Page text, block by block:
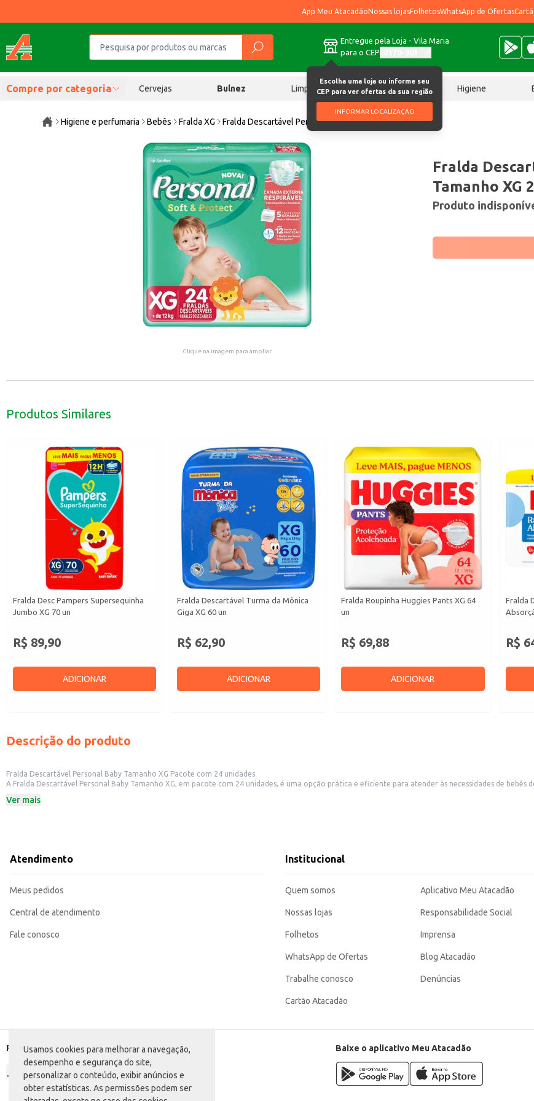
Usamos cookies para melhorar a navegação,
desempenho e segurança do site,
personalizar o conteúdo, exibir anúncios e
obter estatísticas. As permissões podem ser
App Meu AtacadãoNossas lojasFolhetosWhatsApp de Ofertas
Entregue pela Loja - Vila Maria
para o CEP
Escolha uma loja ou informe seu
CEP para ver ofertas da sua região
INFORMAR LOCALIZAÇÃO
Compre por categoria Cervejas Bulnez Limpeza Chocolates Higiene
Higiene e perfumaria Bebês Fralda XG Fralda Descartável Personal Baby Tamanho XG 24 un
Clique na imagem para ampliar.
Fralda
Tamanho XG
Produto
Produtos Similares
Fralda Desc Pampers Supersequinha
Jumbo XG 70 un
R$ 89,90
ADICIONAR
Fralda Descartável Turma da Mônica
Giga XG 60 un
R$ 62,90
ADICIONAR
Fralda Roupinha Huggies Pants XG 64
un
R$ 69,88
ADICIONAR
Fralda
R$
Descrição do produto
Fralda Descartável Personal Baby Tamanho XG Pacote com 24 unidades
A Fralda Descartável Personal Baby Tamanho XG, em pacote com 24 unidades, é uma opção prática e eficiente para atender às necessidades de bebês de maior porte. Seu design é pensado para proporcionar
Dicas de uso:
Marca: Personal
Departamento: Higiene e perfumaria
Conteúdo: 24 unidades
Ver mais
Atendimento
Meus pedidos
Central de atendimento
Fale conosco
Institucional
Quem somos
Nossas lojas
Folhetos
WhatsApp de Ofertas
Trabalhe conosco
Cartão Atacadão
Aplicativo Meu Atacadão
Responsabilidade Social
Imprensa
Blog Atacadão
Denúncias
Formas de pagamento Baixe o aplicativo Meu Atacadão